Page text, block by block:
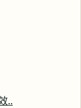
..